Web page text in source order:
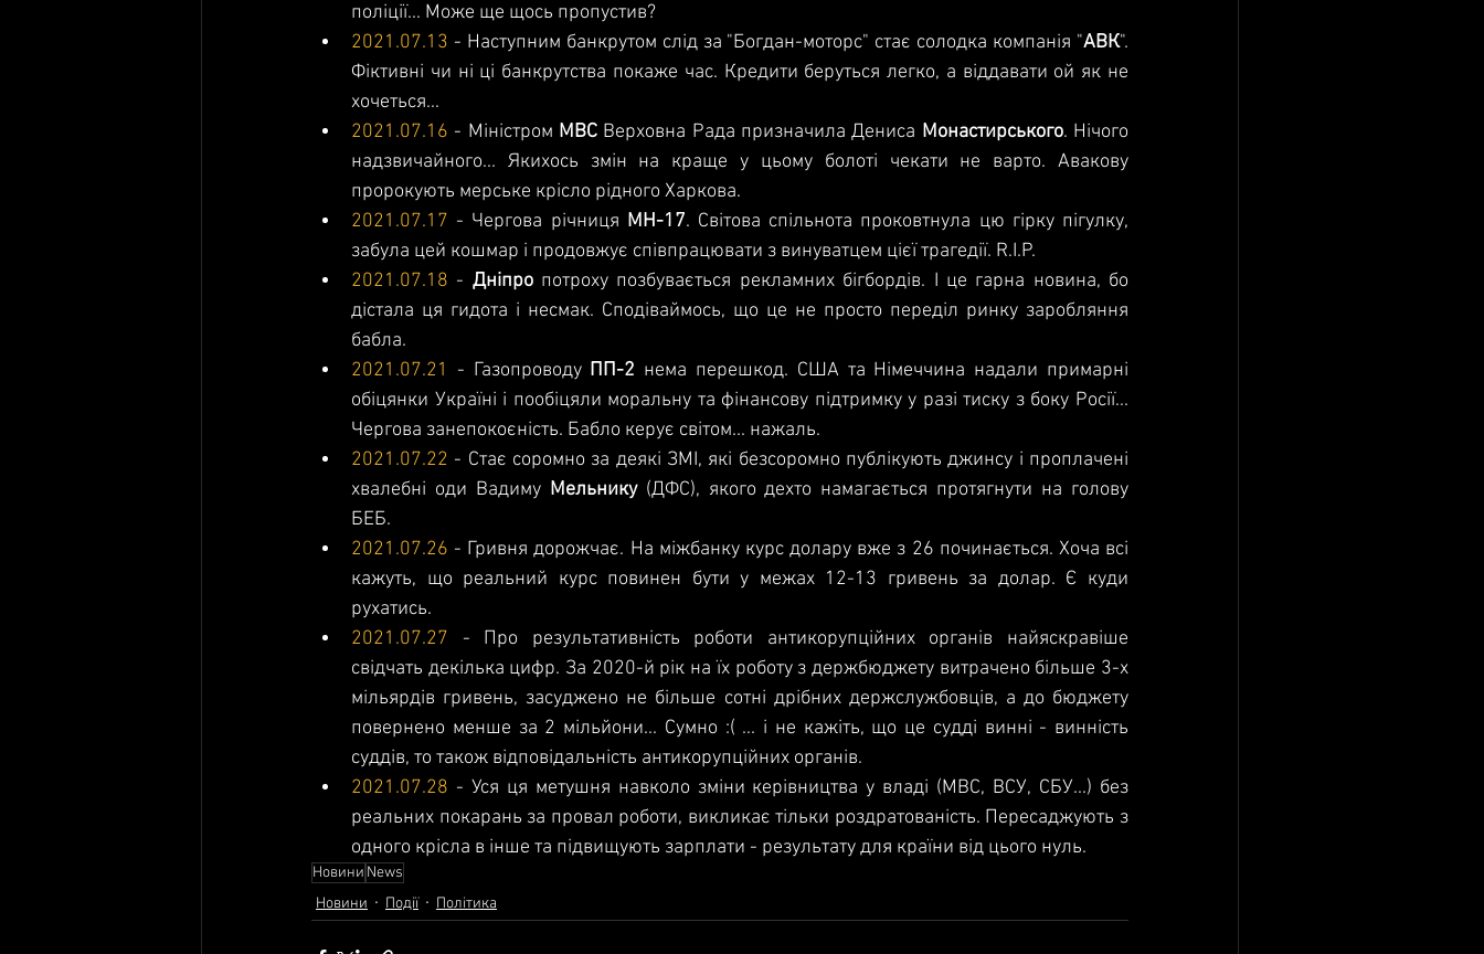
поліції... Може ще щось пропустив?
2021.07.13 - Наступним банкрутом слід за "Богдан-моторс" стає солодка компанія "АВК".
Фіктивні чи ні ці банкрутства покаже час. Кредити беруться легко, а віддавати ой як не
хочеться...
2021.07.16 - Міністром МВС Верховна Рада призначила Дениса Монастирського. Нічого
надзвичайного... Якихось змін на краще у цьому болоті чекати не варто. Авакову
пророкують мерське крісло рідного Харкова.
2021.07.17 - Чергова річниця MH-17. Світова спільнота проковтнула цю гірку пігулку,
забула цей кошмар і продовжує співпрацювати з винуватцем цієї трагедії. R.I.P.
2021.07.18 - Дніпро потроху позбувається рекламних бігбордів. І це гарна новина, бо
дістала ця гидота і несмак. Сподіваймось, що це не просто переділ ринку заробляння
бабла.
2021.07.21
- Газопроводу ПП-2 нема перешкод. США та Німеччина надали примарні
обіцянки Україні і пообіцяли моральну та фінансову підтримку у разі тиску з боку Росії...
Чергова занепокоєність. Бабло керує світом... нажаль.
2021.07.22 - Стає соромно за деякі ЗМІ, які безсоромно публікують джинсу і проплачені
хвалебні оди Вадиму Мельнику (ДФС), якого дехто намагається протягнути на голову
БЕБ.
2021.07.26 - Гривня дорожчає. На міжбанку курс долару вже з 26 починається. Хоча всі
кажуть, що реальний курс повинен бути у межах 12-13 гривень за долар. Є куди
рухатись.
2021.07.27 - Про результативність роботи антикорупційних органів найяскравіше
свідчать декілька цифр. За 2020-й рік на їх роботу з держбюджету витрачено більше 3-х
мільярдів гривень, засуджено не більше сотні дрібних держслужбовців, а до бюджету
повернено менше за 2 мільйони... Сумно :( ... і не кажіть, що це судді винні - винність
суддів, то також відповідальність антикорупційних органів.
2021.07.28 - Уся ця метушня навколо зміни керівництва у владі (МВС, ВСУ, СБУ...) без
реальних покарань за провал роботи, викликає тільки роздратованість. Пересаджують з
одного крісла в інше та підвищують зарплати - результату для країни від цього нуль.
Новини News
Новини
Події Політика